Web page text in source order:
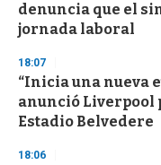
denuncia que el
jornada laboral
18:07
“Inicia una nueva
anunció Liverpool
Estadio Belvedere
18:06